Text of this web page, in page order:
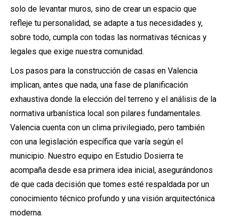
solo de levantar muros, sino de crear un espacio que
refleje tu personalidad, se adapte a tus necesidades y,
sobre todo, cumpla con todas las normativas técnicas y
legales que exige nuestra comunidad.
Los pasos para la construcción de casas en Valencia
implican, antes que nada, una fase de planificación
exhaustiva donde la elección del terreno y el análisis de la
normativa urbanística local son pilares fundamentales.
Valencia cuenta con un clima privilegiado, pero también
con una legislación específica que varía según el
municipio. Nuestro equipo en Estudio Dosierra te
acompaña desde esa primera idea inicial, asegurándonos
de que cada decisión que tomes esté respaldada por un
conocimiento técnico profundo y una visión arquitectónica
moderna.